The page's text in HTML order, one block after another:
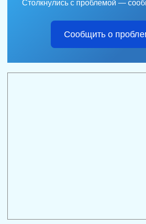
Столкнулись с проблемой —
Сообщить о